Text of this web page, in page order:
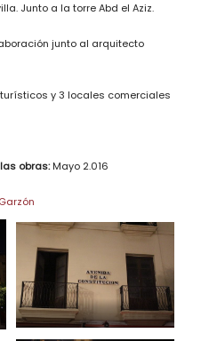
Junto a la torre Abd el Aziz.
junto al arquitecto
y 3 locales comerciales
obras:Mayo 2.016